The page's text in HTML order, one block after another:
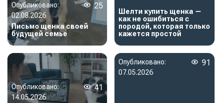
Опубликовано:
02.08.2026
25
Письмо щенка своей
будущей семье
Шелти купить щенка —
как не ошибиться с
породой, которая только
кажется простой
Опубликовано:
14.05.2026
41
Опубликовано:
07.05.2026
91